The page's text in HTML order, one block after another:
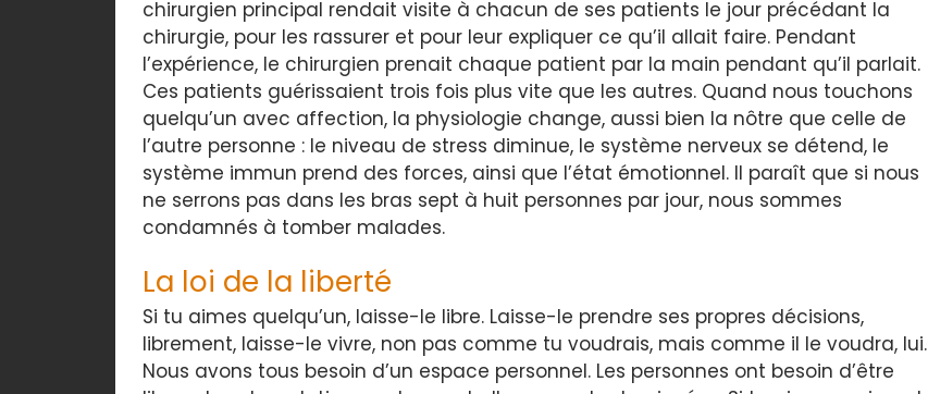
chirurgien principal rendait visite à chacun de ses patients le jour précédant la
chirurgie, pour les rassurer et pour leur expliquer ce qu’il allait faire. Pendant
l’expérience, le chirurgien prenait chaque patient par la main pendant qu’il parlait.
Ces patients guérissaient trois fois plus vite que les autres. Quand nous touchons
quelqu’un avec affection, la physiologie change, aussi bien la nôtre que celle de
l’autre personne : le niveau de stress diminue, le système nerveux se détend, le
système immun prend des forces, ainsi que l’état émotionnel. Il paraît que si nous
ne serrons pas dans les bras sept à huit personnes par jour, nous sommes
condamnés à tomber malades.
La loi de la liberté
Si tu aimes quelqu’un, laisse-le libre. Laisse-le prendre ses propres décisions,
librement, laisse-le vivre, non pas comme tu voudrais, mais comme il le voudra, lui.
Nous avons tous besoin d’un espace personnel. Les personnes ont besoin d’être